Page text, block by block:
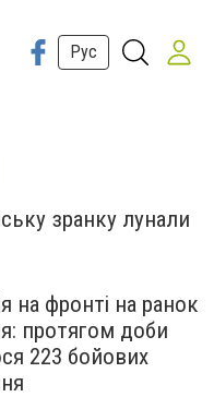
Рус
зранку лунали
на фронті на ранок
протягом доби
223 бойових